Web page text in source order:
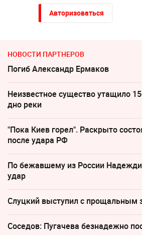
Авторизоваться
НОВОСТИ ПАРТНЕРОВ
Погиб Александр Ермаков
Неизвестное существо утащило
дно реки
"Пока Киев горел". Раскрыто
после удара РФ
По бежавшему из России
удар
Слуцкий выступил с прощальным
Соседов: Пугачева безнадежно